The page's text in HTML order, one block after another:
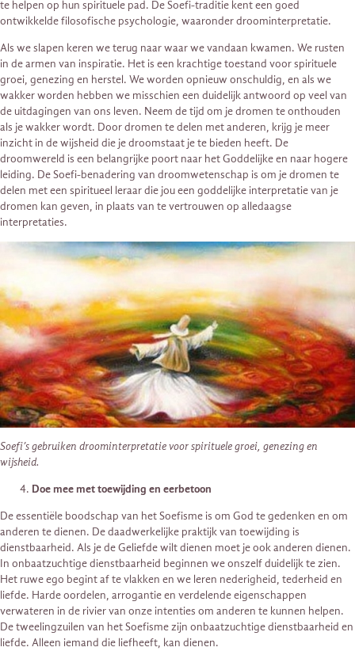
te helpen op hun spirituele pad. De Soefi-traditie kent een goed
ontwikkelde filosofische psychologie, waaronder droominterpretatie.
Als we slapen keren we terug naar waar we vandaan kwamen. We rusten
in de armen van inspiratie. Het is een krachtige toestand voor spirituele
groei, genezing en herstel. We worden opnieuw onschuldig, en als we
wakker worden hebben we misschien een duidelijk antwoord op veel van
de uitdagingen van ons leven. Neem de tijd om je dromen te onthouden
als je wakker wordt. Door dromen te delen met anderen, krijg je meer
inzicht in de wijsheid die je droomstaat je te bieden heeft. De
droomwereld is een belangrijke poort naar het Goddelijke en naar hogere
leiding. De Soefi-benadering van droomwetenschap is om je dromen te
delen met een spiritueel leraar die jou een goddelijke interpretatie van je
dromen kan geven, in plaats van te vertrouwen op alledaagse
interpretaties.
Soefi’s gebruiken droominterpretatie voor spirituele groei, genezing en
wijsheid.
Doe mee met toewijding en eerbetoon
De essentiële boodschap van het Soefisme is om God te gedenken en om
anderen te dienen. De daadwerkelijke praktijk van toewijding is
dienstbaarheid. Als je de Geliefde wilt dienen moet je ook anderen dienen.
In onbaatzuchtige dienstbaarheid beginnen we onszelf duidelijk te zien.
Het ruwe ego begint af te vlakken en we leren nederigheid, tederheid en
liefde. Harde oordelen, arrogantie en verdelende eigenschappen
verwateren in de rivier van onze intenties om anderen te kunnen helpen.
De tweelingzuilen van het Soefisme zijn onbaatzuchtige dienstbaarheid en
liefde. Alleen iemand die liefheeft, kan dienen.